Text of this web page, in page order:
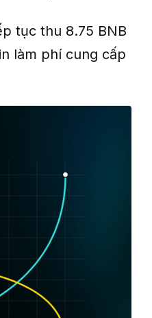
tục thu 8.75 BNB
làm phí cung cấp